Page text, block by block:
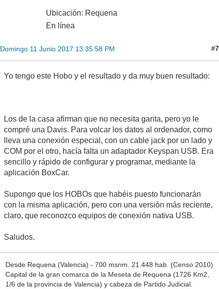
Ubicación: Requena
En línea
Domingo 11 Junio 2017 13:35:58 PM #7
Yo tengo este Hobo y el resultado y da muy buen resultado:
Los de la casa afirman que no necesita garita, pero yo le
compré una Davis. Para volcar los datos al ordenador, como
lleva una conexión especial, con un cable jack por un lado y
COM por el otro, hacía falta un adaptador Keyspan USB. Era
sencillo y rápido de configurar y programar, mediante la
aplicación BoxCar.
Supongo que los HOBOs que habéis puesto funcionarán
con la misma aplicación, pero con una versión más reciente,
claro, que reconozco equipos de conexión nativa USB.
Saludos.
Desde Requena (Valencia) - 700 msnm. 21.448 hab. (Censo 2010)
Capital de la gran comarca de la Meseta de Requena (1726 Km2,
1/6 de la provincia de Valencia) y cabeza de Partido Judicial.